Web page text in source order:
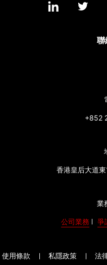
聯
+852
香港皇后大道
業
公司業務 爭
使用條款 私隱政策 法